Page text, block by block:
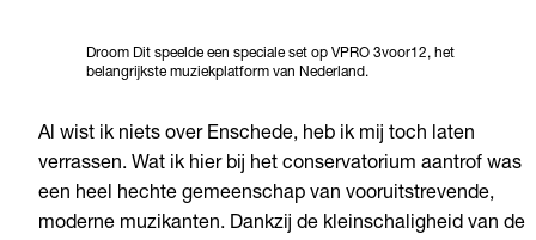
Droom Dit speelde een speciale set op VPRO 3voor12, het
belangrijkste muziekplatform van Nederland.
Al wist ik niets over Enschede, heb ik mij toch laten
verrassen. Wat ik hier bij het conservatorium aantrof was
een heel hechte gemeenschap van vooruitstrevende,
moderne muzikanten. Dankzij de kleinschaligheid van de